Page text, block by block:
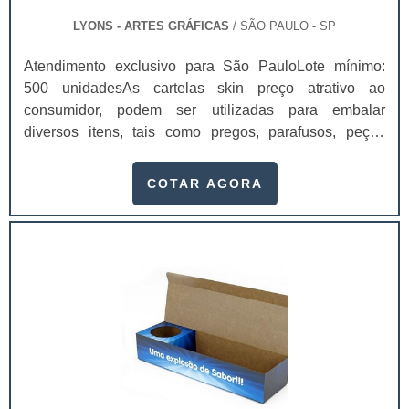
de destaque, já que desempenham esse processo
características especiais, e não é para menos, seu valor
na decisão de escolha do consumidor é relevante. Por
esse motivo, utilizar os cartuchos como forma de
embalagem é extremamente importante.Para
profissional é imprescindível contar com uma empresa
séria, que já esteja atuando no mercado há algum
tempo, pesquise as melhores e dê uma identificação
LYONS - ARTES GRÁFICAS / SÃO PAULO - SP
Atendimento exclusivo para São PauloLote mínimo:
500 unidadesAs cartelas skin preço atrativo ao
consumidor, podem ser utilizadas para embalar
diversos itens, tais como pregos, parafusos, peças
domésticas de baixo custo, velas de aniversário,
de cartela pode ser produzido em diferentes materiais:
possível guardar os produtos de uma maneira que eles
fiquem expostos diretamente para os clientes. Dessa
forma, eles vão poder visualizá-los de maneira mais
clara e saber exatamente o que estão
comprando. Benefícios proporcionados pela
utilizaçãoProtegem o produto; Divulgam a
COTAR AGORA